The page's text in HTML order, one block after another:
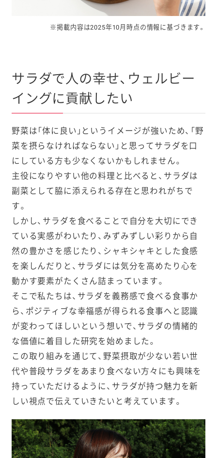
※掲載内容は2025年10月時点の情報に基づきます。
サラダで人の幸せ、ウェルビー
イングに貢献したい
野菜は「体に良い」というイメージが強いため、「野
菜を摂らなければならない」と思ってサラダを口
にしている方も少なくないかもしれません。
主役になりやすい他の料理と比べると、サラダは
副菜として脇に添えられる存在と思われがちで
す。
しかし、サラダを食べることで自分を大切にでき
ている実感がわいたり、みずみずしい彩りから自
然の豊かさを感じたり、シャキシャキとした食感
を楽しんだりと、サラダには気分を高めたり心を
動かす要素がたくさん詰まっています。
そこで私たちは、サラダを義務感で食べる食事か
ら、ポジティブな幸福感が得られる食事へと認識
が変わってほしいという想いで、サラダの情緒的
な価値に着目した研究を始めました。
この取り組みを通じて、野菜摂取が少ない若い世
代や普段サラダをあまり食べない方々にも興味を
持っていただけるように、サラダが持つ魅力を新
しい視点で伝えていきたいと考えています。